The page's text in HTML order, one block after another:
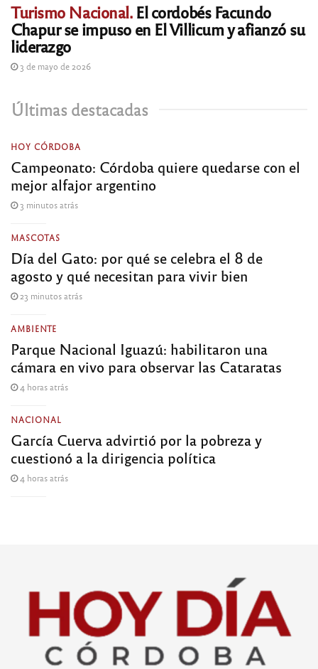
Turismo Nacional.El cordobés Facundo
Chapur se impuso en El Villicum y afianzó su
liderazgo
3 de mayo de 2026
Últimas destacadas
HOY CÓRDOBA
Campeonato: Córdoba quiere quedarse con el
mejor alfajor argentino
3 minutos atrás
MASCOTAS
Día del Gato: por qué se celebra el 8 de
agosto y qué necesitan para vivir bien
23 minutos atrás
AMBIENTE
Parque Nacional Iguazú: habilitaron una
cámara en vivo para observar las Cataratas
4 horas atrás
NACIONAL
García Cuerva advirtió por la pobreza y
cuestionó a la dirigencia política
4 horas atrás